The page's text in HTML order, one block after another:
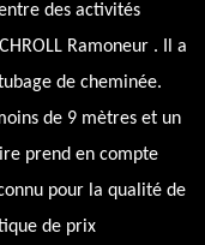
des activités
Ramoneur . Il a
de cheminée.
de 9 mètres et un
prend en compte
pour la qualité de
de prix